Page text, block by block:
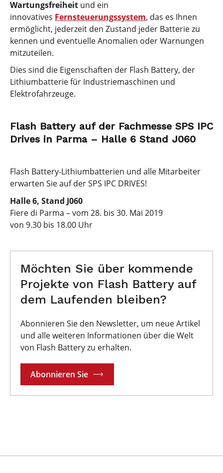
Wartungsfreiheit und ein
innovatives Fernsteuerungssystem, das es Ihnen
ermöglicht, jederzeit den Zustand jeder Batterie zu
kennen und eventuelle Anomalien oder Warnungen
mitzuteilen.
Dies sind die Eigenschaften der Flash Battery, der
Lithiumbatterie für Industriemaschinen und
Elektrofahrzeuge.
Flash Battery auf der Fachmesse SPS IPC
Drives in Parma – Halle 6 Stand J060
Flash Battery-Lithiumbatterien und alle Mitarbeiter
erwarten Sie auf der SPS IPC DRIVES!
Halle 6, Stand J060
Fiere di Parma – vom 28. bis 30. Mai 2019
von 9.30 bis 18.00 Uhr
Möchten Sie über kommende
Projekte von Flash Battery auf
dem Laufenden bleiben?
Abonnieren Sie den Newsletter, um neue Artikel
und alle weiteren Informationen über die Welt
von Flash Battery zu erhalten.
Abonnieren Sie